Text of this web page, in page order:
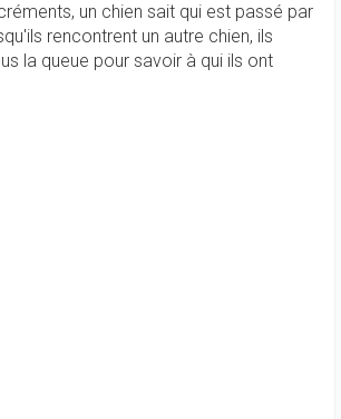
un chien sait qui est passé par
rencontrent un autre chien, ils
la queue pour savoir à qui ils ont